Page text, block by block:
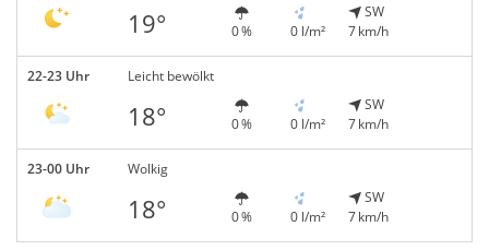
19° 0 % 0 l/m²
SW
7 km/h
22-23 Uhr Leicht bewölkt
18° 0 % 0 l/m²
SW
7 km/h
23-00 Uhr Wolkig
18° 0 % 0 l/m²
SW
7 km/h